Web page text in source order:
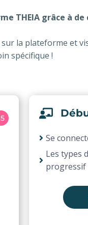
THEIA grâce à
la plateforme et
spécifique !
Se
Les types
progressif